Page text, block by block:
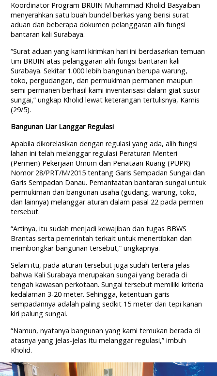
Koordinator Program BRUIN Muhammad Kholid Basyaiban
menyerahkan satu buah bundel berkas yang berisi surat
aduan dan beberapa dokumen pelanggaran alih fungsi
bantaran kali Surabaya.
“Surat aduan yang kami kirimkan hari ini berdasarkan temuan
tim BRUIN atas pelanggaran alih fungsi bantaran kali
Surabaya. Sekitar 1.000 lebih bangunan berupa warung,
toko, pergudangan, dan permukiman permanen maupun
semi permanen berhasil kami inventarisasi dalam giat susur
sungai,” ungkap Kholid lewat keterangan tertulisnya, Kamis
(29/5).
Bangunan Liar Langgar Regulasi
Apabila dikorelasikan dengan regulasi yang ada, alih fungsi
lahan ini telah melanggar regulasi Peraturan Menteri
(Permen) Pekerjaan Umum dan Penataan Ruang (PUPR)
Nomor 28/PRT/M/2015 tentang Garis Sempadan Sungai dan
Garis Sempadan Danau. Pemanfaatan bantaran sungai untuk
permukiman dan bangunan usaha (gudang, warung, toko,
dan lainnya) melanggar aturan dalam pasal 22 pada permen
tersebut.
“Artinya, itu sudah menjadi kewajiban dan tugas BBWS
Brantas serta pemerintah terkait untuk menertibkan dan
membongkar bangunan tersebut,” ungkapnya.
Selain itu, pada aturan tersebut juga sudah tertera jelas
bahwa Kali Surabaya merupakan sungai yang berada di
tengah kawasan perkotaan. Sungai tersebut memiliki kriteria
kedalaman 3-20 meter. Sehingga, ketentuan garis
sempadannya adalah paling sedkit 15 meter dari tepi kanan
kiri palung sungai.
“Namun, nyatanya bangunan yang kami temukan berada di
atasnya yang jelas-jelas itu melanggar regulasi,” imbuh
Kholid.